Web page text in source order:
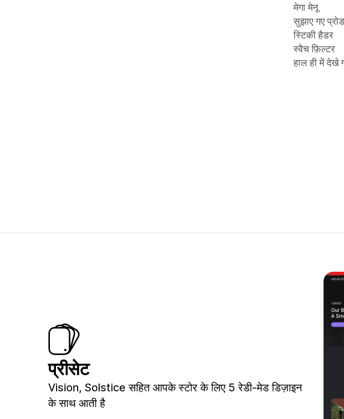
मेगा मेनू
सुझाए गए
स्टिकी हैडर
स्वैच फ़िल्टर
हाल ही में देखे
प्रीसेट
Vision, Solstice सहित आपके स्टोर के लिए 5 रेडी-मेड डिज़ाइन
के साथ आती है